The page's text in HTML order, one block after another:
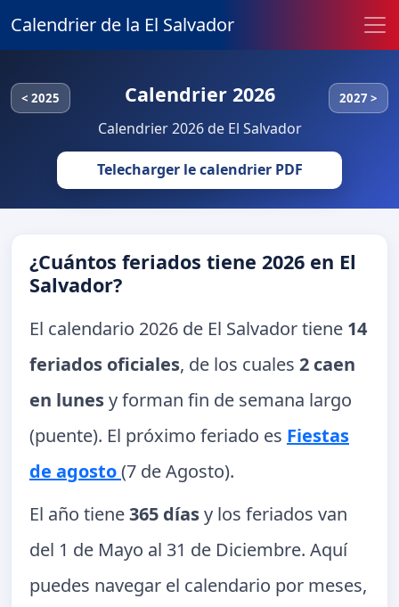
Calendrier de la El Salvador
< 2025 Calendrier 2026 2027 >
Calendrier 2026 de El Salvador
Telecharger le calendrier PDF
¿Cuántos feriados tiene 2026 en El
Salvador?
El calendario 2026 de El Salvador tiene 14
feriados oficiales, de los cuales 2 caen
en lunesy forman fin de semana largo
(puente). El próximo feriado es Fiestas
de agosto(7 de Agosto).
El año tiene365 díasy los feriados van
del 1 de Mayo al 31 de Diciembre. Aquí
puedes navegar el calendario por meses,